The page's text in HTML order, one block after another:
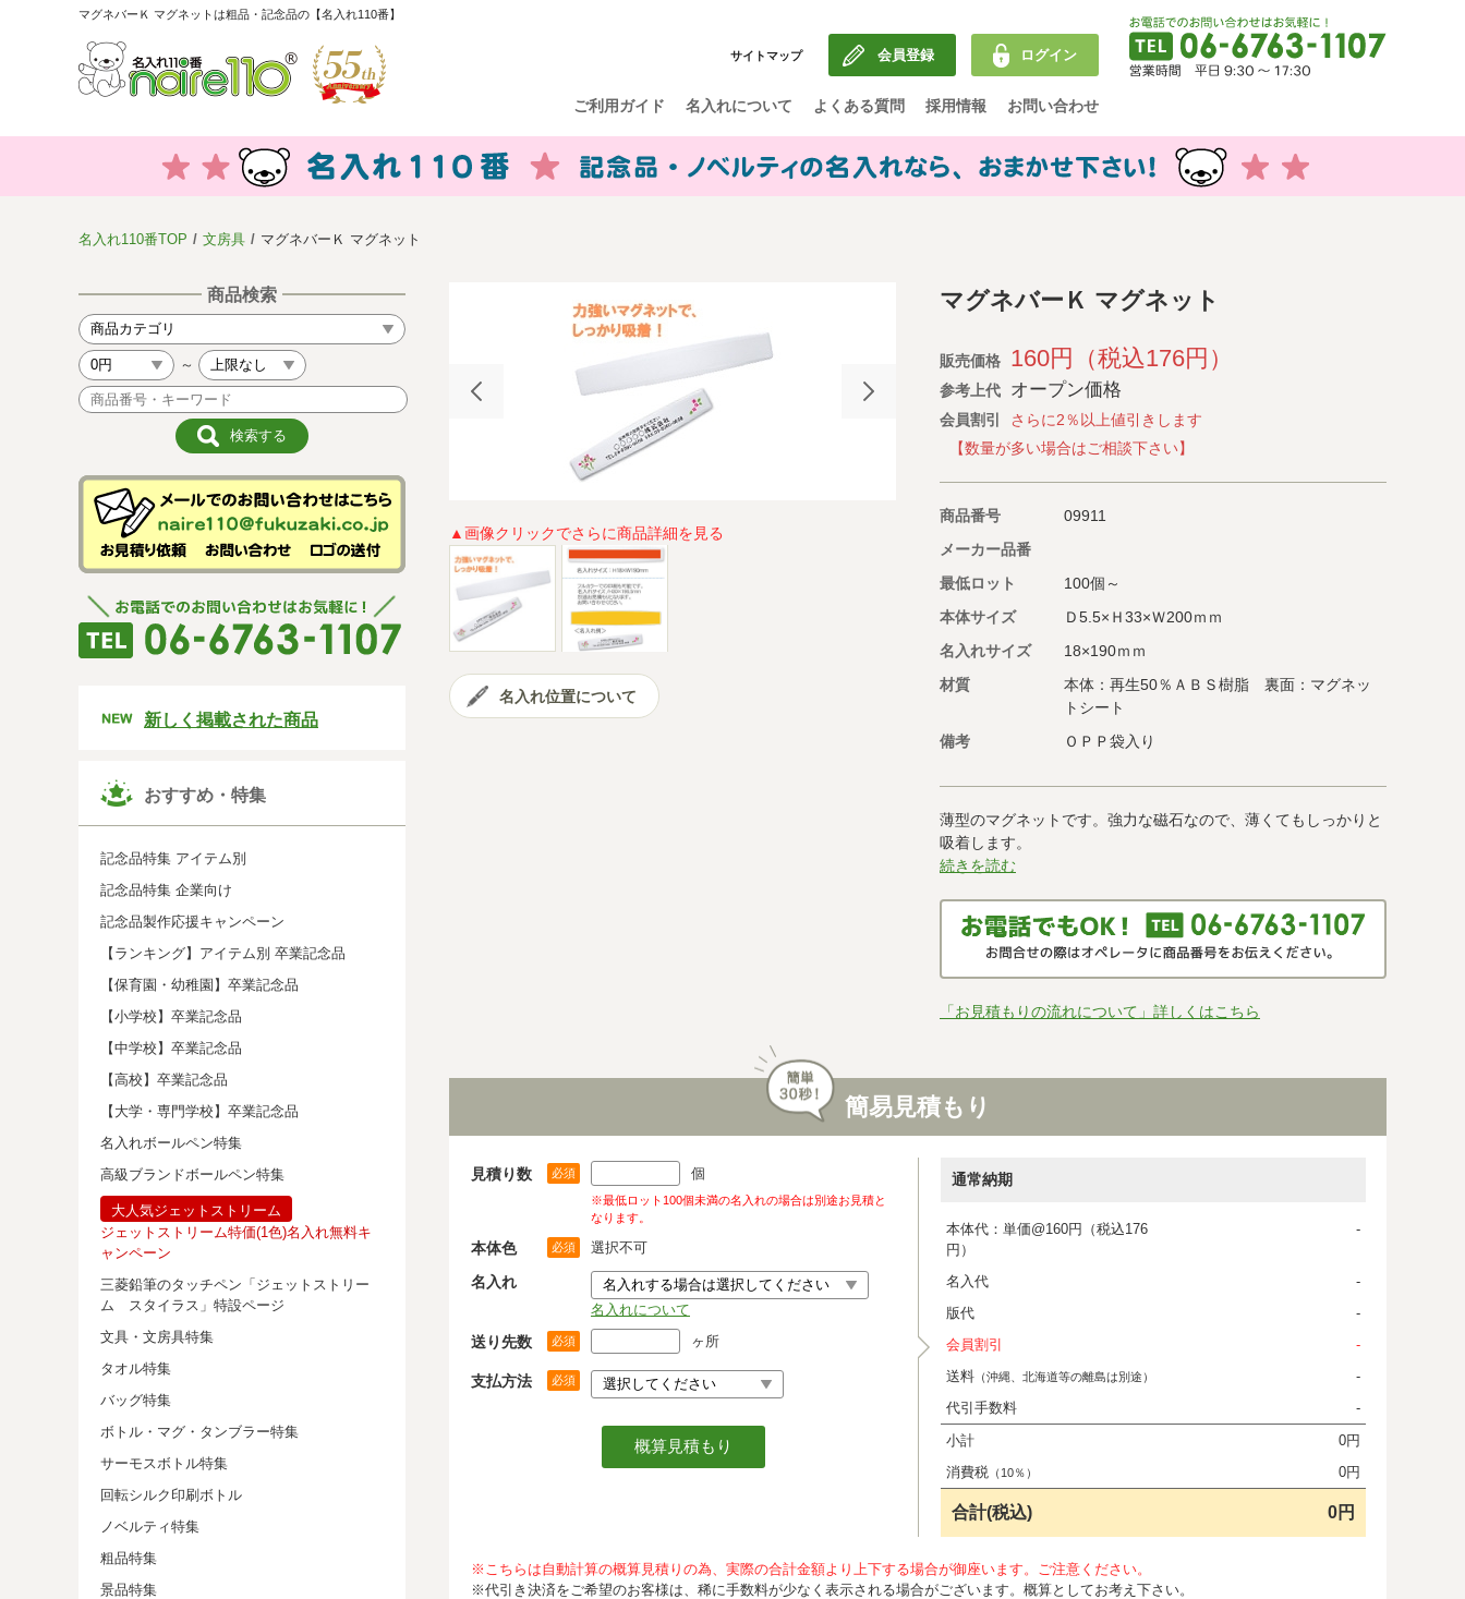
マグネバーＫ マグネットは粗品・記念品の【名入れ110番】
サイトマップ 会員登録 ログイン
ご利用ガイド 名入れについて よくある質問 採用情報 お問い合わせ
名入れ110番TOP 文房具 マグネバーＫ マグネット
商品検索
～
新しく掲載された商品
おすすめ・特集
記念品特集 アイテム別
記念品特集 企業向け
記念品製作応援キャンペーン
【ランキング】アイテム別 卒業記念品
【保育園・幼稚園】卒業記念品
【小学校】卒業記念品
【中学校】卒業記念品
【高校】卒業記念品
【大学・専門学校】卒業記念品
名入れボールペン特集
高級ブランドボールペン特集
大人気ジェットストリーム
ジェットストリーム特価(1色)名入れ無料キ
ャンペーン
三菱鉛筆のタッチペン「ジェットストリー
ム スタイラス」特設ページ
文具・文房具特集
タオル特集
バッグ特集
ボトル・マグ・タンブラー特集
サーモスボトル特集
回転シルク印刷ボトル
ノベルティ特集
粗品特集
景品特集
▲画像クリックでさらに商品詳細を見る
名入れ位置について
マグネバーＫ マグネット
販売価格 160円（税込176円）
参考上代 オープン価格
会員割引
さらに2％以上値引きします
【数量が多い場合はご相談下さい】
商品番号
09911
メーカー品番
最低ロット
100個～
本体サイズ
Ｄ5.5×Ｈ33×Ｗ200ｍｍ
名入れサイズ
18×190ｍｍ
材質
本体：再生50％ＡＢＳ樹脂 裏面：マグネッ
トシート
備考
ＯＰＰ袋入り
薄型のマグネットです。強力な磁石なので、薄くてもしっかりと
吸着します。
続きを読む
「お見積もりの流れについて」詳しくはこちら
簡易見積もり
見積り数 必須 個
※最低ロット100個未満の名入れの場合は別途お見積と
なります。
本体色 必須 選択不可
名入れ
名入れについて
送り先数 必須 ヶ所
支払方法 必須
通常納期
本体代：単価@160円（税込176
円）
-
名入代
-
版代
-
会員割引
-
送料 （沖縄、北海道等の離島は別途）
-
代引手数料
-
小計
0円
消費税 （10％） 0円
合計(税込) 0円
※こちらは自動計算の概算見積りの為、実際の合計金額より上下する場合が御座います。ご注意ください。
※代引き決済をご希望のお客様は、稀に手数料が少なく表示される場合がございます。概算としてお考え下さい。